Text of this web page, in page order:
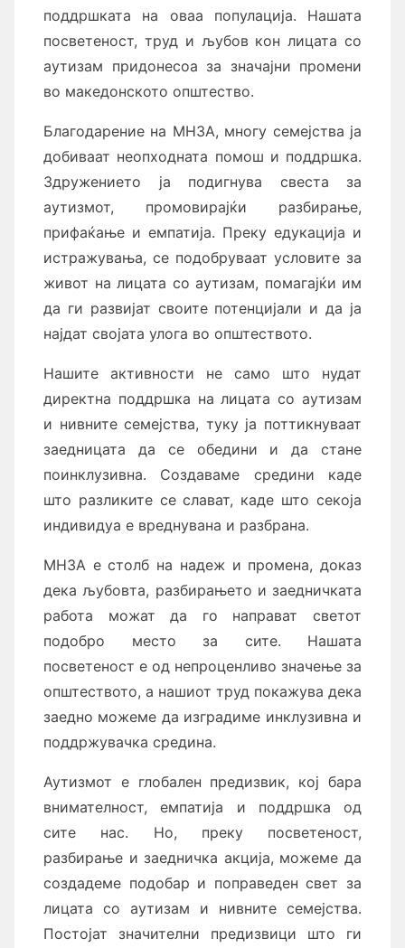
поддршката на оваа популација. Нашата
посветеност, труд и љубов кон лицата со
аутизам придонесоа за значајни промени
во македонското општество.
Благодарение на МНЗА, многу семејства ја
добиваат неопходната помош и поддршка.
Здружението ја подигнува свеста за
аутизмот, промовирајќи разбирање,
прифаќање и емпатија. Преку едукација и
истражувања, се подобруваат условите за
живот на лицата со аутизам, помагајќи им
да ги развијат своите потенцијали и да ја
најдат својата улога во општеството.
Нашите активности не само што нудат
директна поддршка на лицата со аутизам
и нивните семејства, туку ја поттикнуваат
заедницата да се обедини и да стане
поинклузивна. Создаваме средини каде
што разликите се слават, каде што секоја
индивидуа е вреднувана и разбрана.
МНЗА е столб на надеж и промена, доказ
дека љубовта, разбирањето и заедничката
работа можат да го направат светот
подобро место за сите. Нашата
посветеност е од непроценливо значење за
општеството, а нашиот труд покажува дека
заедно можеме да изградиме инклузивна и
поддржувачка средина.
Аутизмот е глобален предизвик, кој бара
внимателност, емпатија и поддршка од
сите нас. Но, преку посветеност,
разбирање и заедничка акција, можеме да
создадеме подобар и поправеден свет за
лицата со аутизам и нивните семејства.
Постојат значителни предизвици што ги